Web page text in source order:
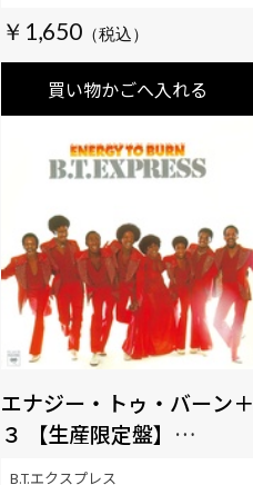
￥1,650
買い物かごへ入れる
エナジー・トゥ・バーン＋
３ 【生産限定盤】
【SOUL百発百中MUSIC】
B.T.エクスプレス